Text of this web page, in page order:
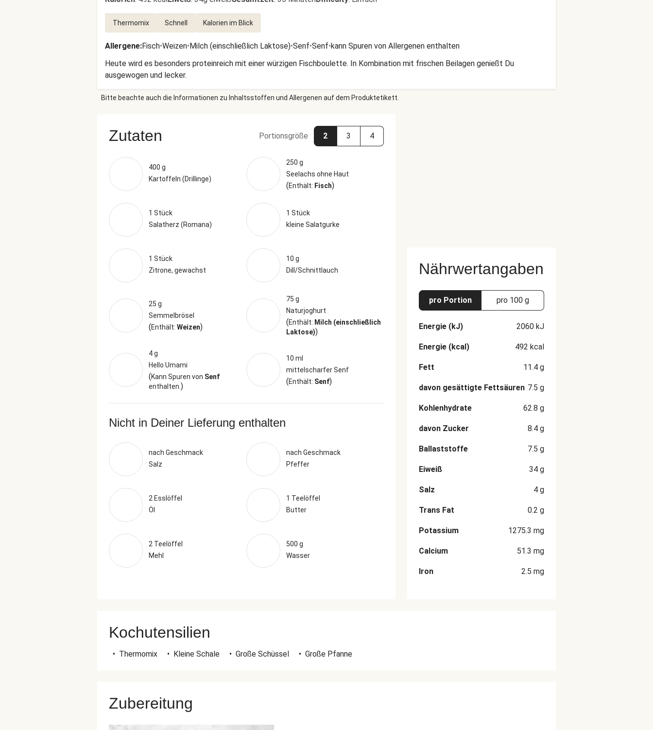
Thermomix Schnell Kalorien im Blick
Allergene:Fisch•Weizen•Milch (einschließlich Laktose)•Senf•Senf•kann Spuren von Allergenen enthalten
Heute wird es besonders proteinreich mit einer würzigen Fischboulette. In Kombination mit frischen Beilagen genießt Du
ausgewogen und lecker.
Bitte beachte auch die Informationen zu Inhaltsstoffen und Allergenen auf dem Produktetikett.
Zutaten Portionsgröße 2 3 4
400 g
Kartoffeln (Drillinge)
250 g
Seelachs ohne Haut
(Enthält: Fisch)
1 Stück
Salatherz (Romana)
1 Stück
kleine Salatgurke
1 Stück
Zitrone, gewachst
10 g
Dill/Schnittlauch
25 g
Semmelbrösel
(Enthält: Weizen)
75 g
Naturjoghurt
(Enthält: Milch (einschließlich
Laktose))
4 g
Hello Umami
(Kann Spuren von Senf
enthalten. )
10 ml
mittelscharfer Senf
(Enthält: Senf)
Nicht in Deiner Lieferung enthalten
nach Geschmack
Salz
nach Geschmack
Pfeffer
2 Esslöffel
Öl
1 Teelöffel
Butter
2 Teelöffel
Mehl
500 g
Wasser
Nährwertangaben
pro Portion pro 100 g
Energie (kJ) 2060 kJ
Energie (kcal) 492 kcal
Fett 11.4 g
davon gesättigte Fettsäuren 7.5 g
Kohlenhydrate 62.8 g
davon Zucker 8.4 g
Ballaststoffe 7.5 g
Eiweiß 34 g
Salz 4 g
Trans Fat 0.2 g
Potassium 1275.3 mg
Calcium 51.3 mg
Iron 2.5 mg
Kochutensilien
• Thermomix • Kleine Schale • Große Schüssel • Große Pfanne
Zubereitung